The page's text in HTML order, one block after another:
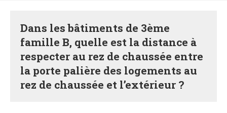
Dans les bâtiments de 3ème
famille B, quelle est la distance à
respecter au rez de chaussée entre
la porte palière des logements au
rez de chaussée et l’extérieur ?